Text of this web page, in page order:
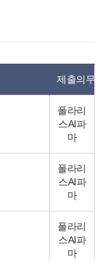
제출의무
폴라리
스AI파
마
폴라리
스AI파
마
폴라리
스AI파
마